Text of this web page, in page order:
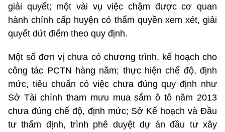
giải quyết; một vài vụ việc chậm được cơ quan
hành chính cấp huyện có thẩm quyền xem xét, giải
quyết dứt điểm theo quy định.
Một số đơn vị chưa có chương trình, kế hoạch cho
công tác PCTN hàng năm; thực hiện chế độ, định
mức, tiêu chuẩn có việc chưa đúng quy định như
Sở Tài chính tham mưu mua sắm ô tô năm 2013
chưa đúng chế độ, định mức; Sở Kế hoạch và Đầu
tư thẩm định, trình phê duyệt dự án đầu tư xây